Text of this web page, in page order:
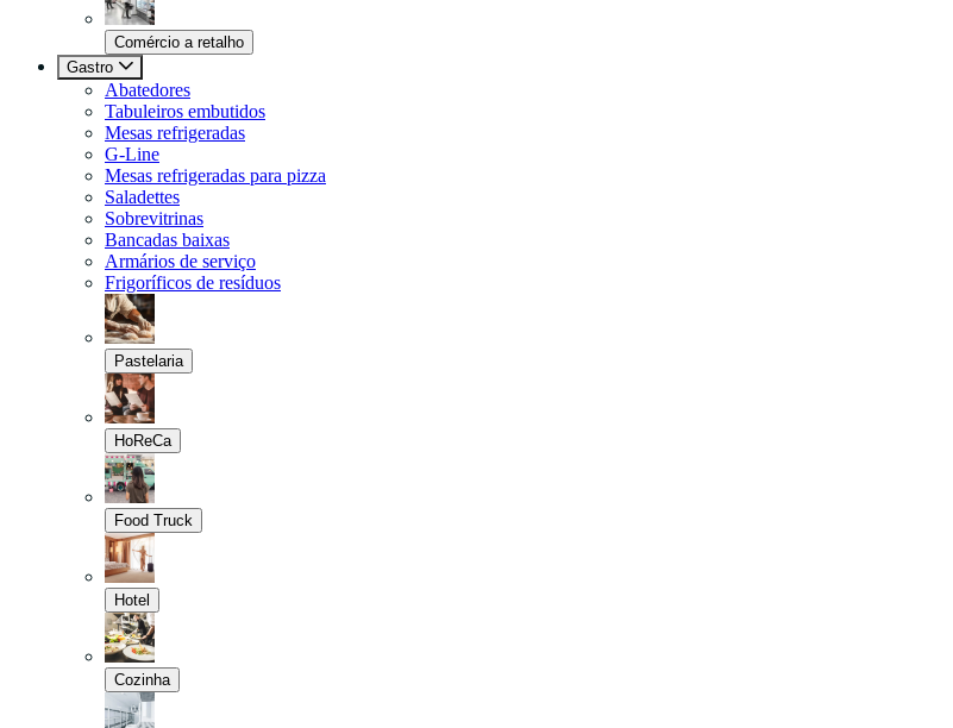
Comércio a retalho
Gastro
Abatedores
Tabuleiros embutidos
Mesas refrigeradas
G-Line
Mesas refrigeradas para pizza
Saladettes
Sobrevitrinas
Bancadas baixas
Armários de serviço
Frigoríficos de resíduos
Pastelaria
HoReCa
Food Truck
Hotel
Cozinha